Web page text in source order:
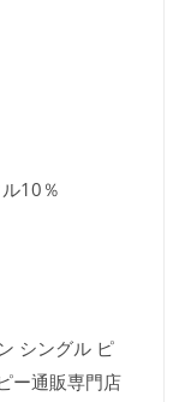
10％
シングル ピ
ー通販専門店